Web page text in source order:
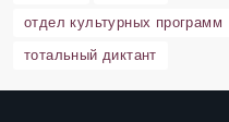
отдел культурных программ
тотальный диктант